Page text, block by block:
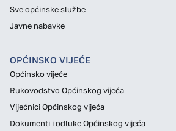
Sve općinske službe
Javne nabavke
OPĆINSKO VIJEĆE
Općinsko vijeće
Rukovodstvo Općinskog vijeća
Vijećnici Općinskog vijeća
Dokumenti i odluke Općinskog vijeća